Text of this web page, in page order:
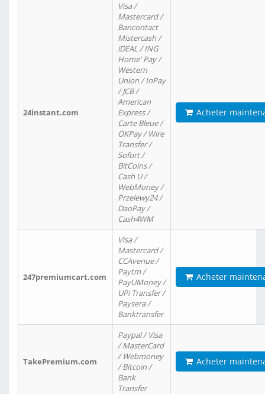
24instant.com
Visa /
Mastercard /
Bancontact
Mistercash /
iDEAL / ING
Home' Pay /
Western
Union / InPay
/ JCB /
American
Express /
Carte Bleue /
OKPay / Wire
Transfer /
Sofort /
BitCoins /
Cash U /
WebMoney /
Przelewy24 /
DaoPay /
Cash4WM
Acheter
247premiumcart.com
Visa /
Mastercard /
CCAvenue /
Paytm /
PayUMoney /
UPi Transfer /
Paysera /
Banktransfer
Acheter
TakePremium.com
Paypal / Visa
/ MasterCard
/ Webmoney
/ Bitcoin /
Bank
Transfer
Acheter